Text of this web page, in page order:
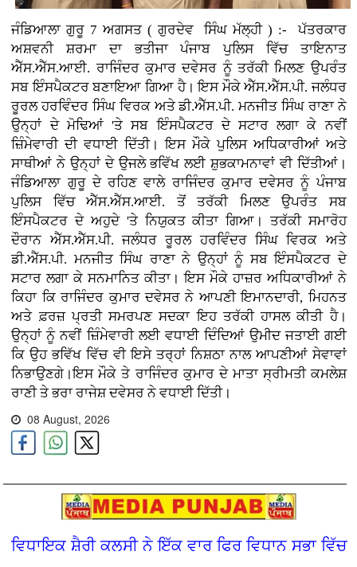
ਜੰਡਿਆਲਾ ਗੁਰੂ 7 ਅਗਸਤ ( ਗੁਰਦੇਵ ਸਿੰਘ ਮੱਲ੍ਹੀ ) :-
ਪੱਤਰਕਾਰ
ਅਸ਼ਵਨੀ ਸ਼ਰਮਾ ਦਾ ਭਤੀਜਾ ਪੰਜਾਬ ਪੁਲਿਸ ਵਿੱਚ ਤਾਇਨਾਤ
ਐੱਸ.ਐੱਸ.ਆਈ. ਰਾਜਿੰਦਰ ਕੁਮਾਰ ਦਵੇਸਰ ਨੂੰ ਤਰੱਕੀ ਮਿਲਣ ਉਪਰੰਤ
ਸਬ ਇੰਸਪੈਕਟਰ ਬਣਾਇਆ ਗਿਆ ਹੈ। ਇਸ ਮੌਕੇ ਐੱਸ.ਐੱਸ.ਪੀ. ਜਲੰਧਰ
ਰੂਰਲ ਹਰਵਿੰਦਰ ਸਿੰਘ ਵਿਰਕ ਅਤੇ ਡੀ.ਐੱਸ.ਪੀ. ਮਨਜੀਤ ਸਿੰਘ ਰਾਣਾ ਨੇ
ਉਨ੍ਹਾਂ ਦੇ ਮੋਢਿਆਂ 'ਤੇ ਸਬ ਇੰਸਪੈਕਟਰ ਦੇ ਸਟਾਰ ਲਗਾ ਕੇ ਨਵੀਂ
ਜ਼ਿੰਮੇਵਾਰੀ ਦੀ ਵਧਾਈ ਦਿੱਤੀ। ਇਸ ਮੌਕੇ ਪੁਲਿਸ ਅਧਿਕਾਰੀਆਂ ਅਤੇ
ਸਾਥੀਆਂ ਨੇ ਉਨ੍ਹਾਂ ਦੇ ਉਜਲੇ ਭਵਿੱਖ ਲਈ ਸ਼ੁਭਕਾਮਨਾਵਾਂ ਵੀ ਦਿੱਤੀਆਂ।
ਜੰਡਿਆਲਾ ਗੁਰੂ ਦੇ ਰਹਿਣ ਵਾਲੇ ਰਾਜਿੰਦਰ ਕੁਮਾਰ ਦਵੇਸਰ ਨੂੰ ਪੰਜਾਬ
ਪੁਲਿਸ ਵਿੱਚ ਐੱਸ.ਐੱਸ.ਆਈ. ਤੋਂ ਤਰੱਕੀ ਮਿਲਣ ਉਪਰੰਤ ਸਬ
ਇੰਸਪੈਕਟਰ ਦੇ ਅਹੁਦੇ 'ਤੇ ਨਿਯੁਕਤ ਕੀਤਾ ਗਿਆ। ਤਰੱਕੀ ਸਮਾਰੋਹ
ਦੌਰਾਨ ਐੱਸ.ਐੱਸ.ਪੀ. ਜਲੰਧਰ ਰੂਰਲ ਹਰਵਿੰਦਰ ਸਿੰਘ ਵਿਰਕ ਅਤੇ
ਡੀ.ਐੱਸ.ਪੀ. ਮਨਜੀਤ ਸਿੰਘ ਰਾਣਾ ਨੇ ਉਨ੍ਹਾਂ ਨੂੰ ਸਬ ਇੰਸਪੈਕਟਰ ਦੇ
ਸਟਾਰ ਲਗਾ ਕੇ ਸਨਮਾਨਿਤ ਕੀਤਾ। ਇਸ ਮੌਕੇ ਹਾਜ਼ਰ ਅਧਿਕਾਰੀਆਂ ਨੇ
ਕਿਹਾ ਕਿ ਰਾਜਿੰਦਰ ਕੁਮਾਰ ਦਵੇਸਰ ਨੇ ਆਪਣੀ ਇਮਾਨਦਾਰੀ, ਮਿਹਨਤ
ਅਤੇ ਫ਼ਰਜ਼ ਪ੍ਰਤੀ ਸਮਰਪਣ ਸਦਕਾ ਇਹ ਤਰੱਕੀ ਹਾਸਲ ਕੀਤੀ ਹੈ।
ਉਨ੍ਹਾਂ ਨੂੰ ਨਵੀਂ ਜ਼ਿੰਮੇਵਾਰੀ ਲਈ ਵਧਾਈ ਦਿੰਦਿਆਂ ਉਮੀਦ ਜਤਾਈ ਗਈ
ਕਿ ਉਹ ਭਵਿੱਖ ਵਿੱਚ ਵੀ ਇਸੇ ਤਰ੍ਹਾਂ ਨਿਸ਼ਠਾ ਨਾਲ ਆਪਣੀਆਂ ਸੇਵਾਵਾਂ
ਨਿਭਾਉਣਗੇ।ਇਸ ਮੌਕੇ ਤੇ ਰਾਜਿੰਦਰ ਕੁਮਾਰ ਦੇ ਮਾਤਾ ਸ੍ਰੀਮਤੀ ਕਮਲੇਸ਼
ਰਾਣੀ ਤੇ ਭਰਾ ਰਾਜੇਸ਼ ਦਵੇਸਰ ਨੇ ਵਧਾਈ ਦਿੱਤੀ।
08 August, 2026
ਵਿਧਾਇਕ ਸ਼ੈਰੀ ਕਲਸੀ ਨੇ ਇੱਕ ਵਾਰ ਫਿਰ ਵਿਧਾਨ ਸਭਾ ਵਿੱਚ